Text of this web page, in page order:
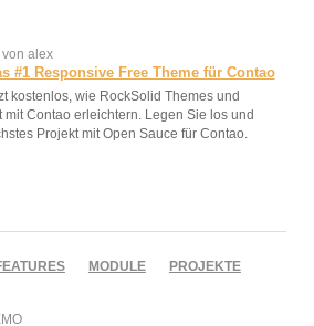
von alex
#1 Responsive Free Theme für Contao
kostenlos, wie RockSolid Themes und
mit Contao erleichtern. Legen Sie los und
Projekt mit Open Sauce für Contao.
MODULE
PROJEKTE